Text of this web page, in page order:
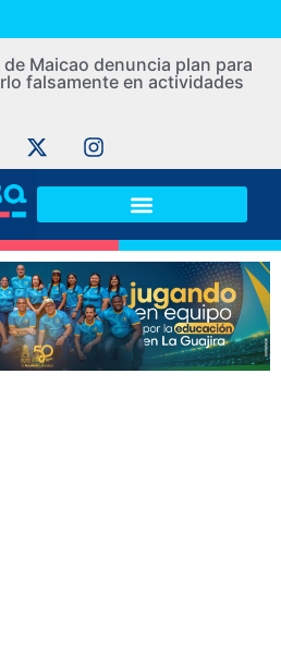
de Maicao denuncia plan para
falsamente en actividades